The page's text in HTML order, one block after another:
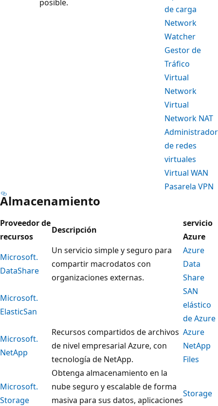
posible.
de carga
Network
Watcher
Gestor de
Tráfico
Virtual
Network
Virtual
Network NAT
Administrador
de redes
virtuales
Virtual WAN
Pasarela VPN
Almacenamiento
Proveedor de
recursos
Descripción
servicio
Azure
Microsoft.
DataShare
Un servicio simple y seguro para
compartir macrodatos con
organizaciones externas.
Azure
Data
Share
Microsoft.
ElasticSan
SAN
elástico
de Azure
Microsoft.
NetApp
Recursos compartidos de archivos
de nivel empresarial Azure, con
tecnología de NetApp.
Azure
NetApp
Files
Microsoft.
Storage
Obtenga almacenamiento en la
nube seguro y escalable de forma
masiva para sus datos, aplicaciones
Storage